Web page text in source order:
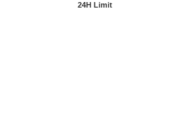
24H Limit